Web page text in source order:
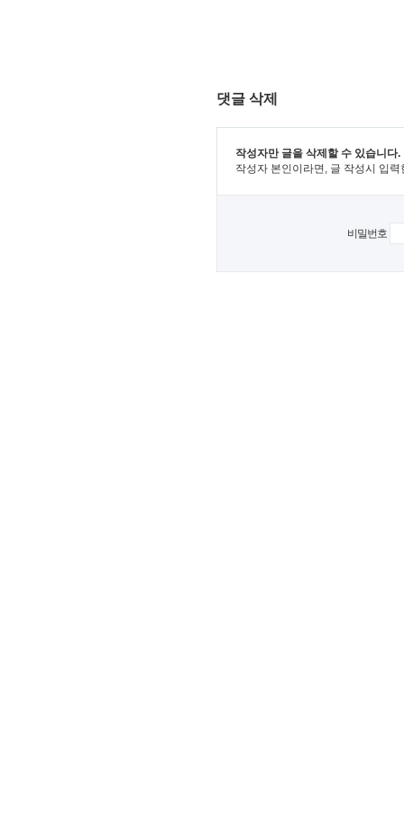
댓글 삭제
작성자만 글을 삭제할 수 있습니다.
작성자 본인이라면, 글 작성시 입
비밀번호